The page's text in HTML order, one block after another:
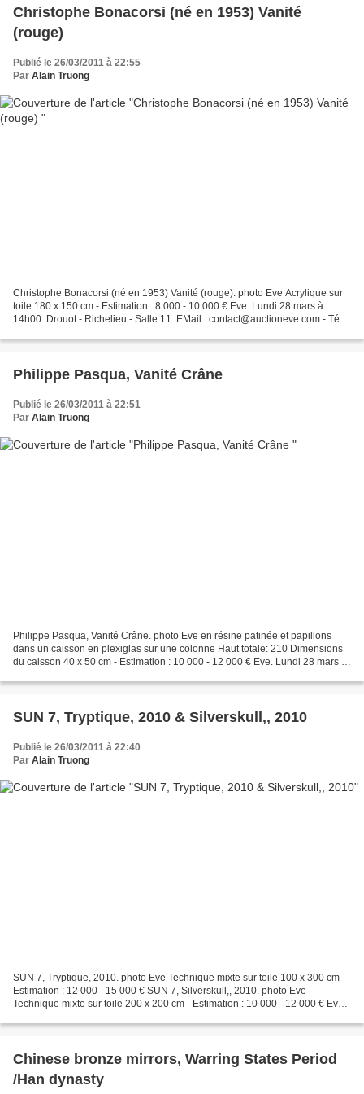
Christophe Bonacorsi (né en 1953) Vanité
(rouge)
Publié le 26/03/2011 à 22:55
Par Alain Truong
Christophe Bonacorsi (né en 1953) Vanité (rouge). photo Eve Acrylique sur
toile 180 x 150 cm - Estimation : 8 000 - 10 000 € Eve. Lundi 28 mars à
14h00. Drouot - Richelieu - Salle 11. EMail : contact@auctioneve.com - Tél. :
Philippe Pasqua, Vanité Crâne
Publié le 26/03/2011 à 22:51
Par Alain Truong
Philippe Pasqua, Vanité Crâne. photo Eve en résine patinée et papillons
dans un caisson en plexiglas sur une colonne Haut totale: 210 Dimensions
du caisson 40 x 50 cm - Estimation : 10 000 - 12 000 € Eve. Lundi 28 mars à
SUN 7, Tryptique, 2010 & Silverskull,, 2010
Publié le 26/03/2011 à 22:40
Par Alain Truong
SUN 7, Tryptique, 2010. photo Eve Technique mixte sur toile 100 x 300 cm -
Estimation : 12 000 - 15 000 € SUN 7, Silverskull,, 2010. photo Eve
Technique mixte sur toile 200 x 200 cm - Estimation : 10 000 - 12 000 € Eve.
Chinese bronze mirrors, Warring States Period
/Han dynasty